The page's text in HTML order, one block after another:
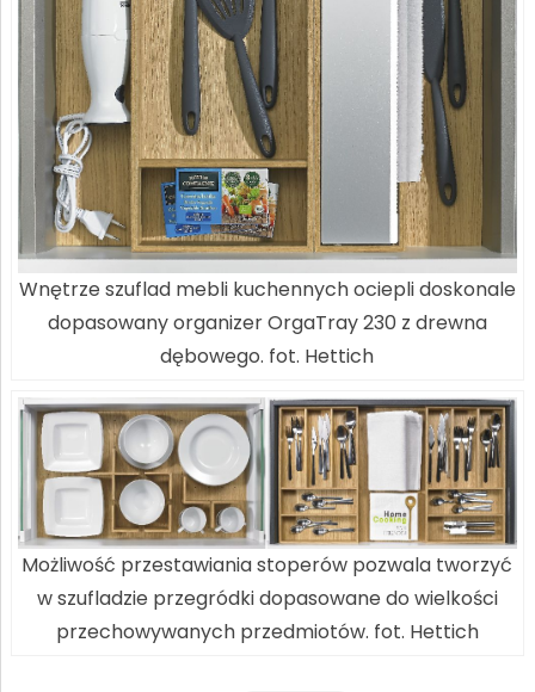
Wnętrze szuflad mebli kuchennych ociepli doskonale
dopasowany organizer OrgaTray 230 z drewna
dębowego. fot. Hettich
Możliwość przestawiania stoperów pozwala tworzyć
w szufladzie przegródki dopasowane do wielkości
przechowywanych przedmiotów. fot. Hettich